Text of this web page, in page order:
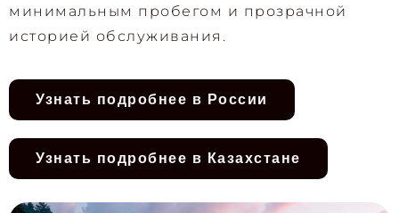
минимальным пробегом и прозрачной
историей обслуживания.
Узнать подробнее в России
Узнать подробнее в Казахстане